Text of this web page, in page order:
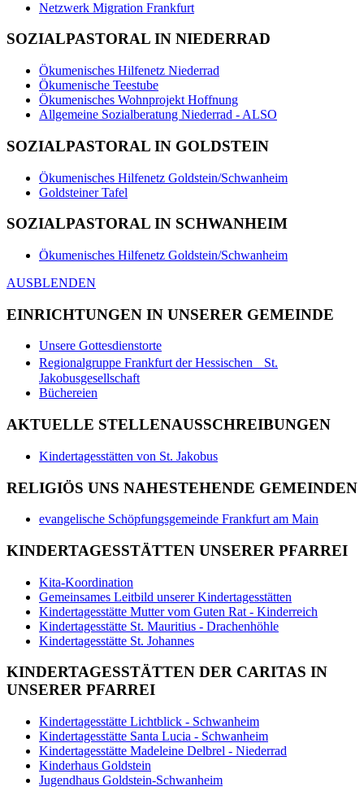
Netzwerk Migration Frankfurt
SOZIALPASTORAL IN NIEDERRAD
Ökumenisches Hilfenetz Niederrad
Ökumenische Teestube
Ökumenisches Wohnprojekt Hoffnung
Allgemeine Sozialberatung Niederrad - ALSO
SOZIALPASTORAL IN GOLDSTEIN
Ökumenisches Hilfenetz Goldstein/Schwanheim
Goldsteiner Tafel
SOZIALPASTORAL IN SCHWANHEIM
Ökumenisches Hilfenetz Goldstein/Schwanheim
AUSBLENDEN
EINRICHTUNGEN IN UNSERER GEMEINDE
Unsere Gottesdienstorte
Regionalgruppe Frankfurt der Hessischen St.
Jakobusgesellschaft
Büchereien
AKTUELLE STELLENAUSSCHREIBUNGEN
Kindertagesstätten von St. Jakobus
RELIGIÖS UNS NAHESTEHENDE GEMEINDEN
evangelische Schöpfungsgemeinde Frankfurt am Main
KINDERTAGESSTÄTTEN UNSERER PFARREI
Kita-Koordination
Gemeinsames Leitbild unserer Kindertagesstätten
Kindertagesstätte Mutter vom Guten Rat - Kinderreich
Kindertagesstätte St. Mauritius - Drachenhöhle
Kindertagesstätte St. Johannes
KINDERTAGESSTÄTTEN DER CARITAS IN
UNSERER PFARREI
Kindertagesstätte Lichtblick - Schwanheim
Kindertagesstätte Santa Lucia - Schwanheim
Kindertagesstätte Madeleine Delbrel - Niederrad
Kinderhaus Goldstein
Jugendhaus Goldstein-Schwanheim